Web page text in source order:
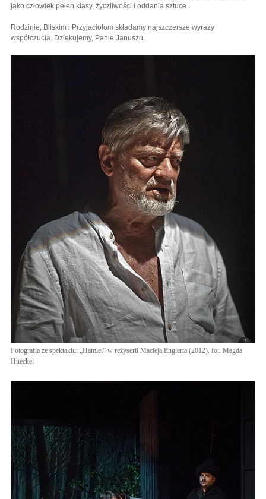
jako człowiek pełen klasy, życzliwości i oddania sztuce.
Rodzinie, Bliskim i Przyjaciołom składamy najszczersze wyrazy
współczucia. Dziękujemy, Panie Januszu.
Fotografia ze spektaklu: „Hamlet” w reżyserii Macieja Englerta (2012). fot. Magda
Hueckel